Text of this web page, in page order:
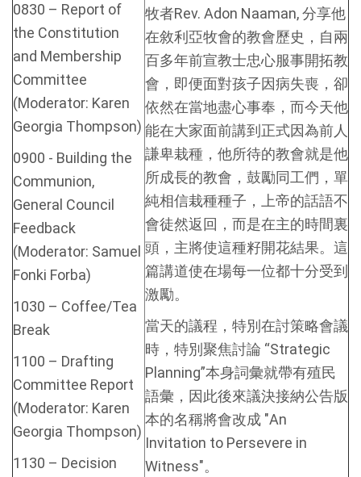
0830 – Report of
the Constitution
and Membership
Committee
(Moderator: Karen
Georgia Thompson)
0900 - Building the
Communion,
General Council
Feedback
(Moderator: Samuel
Fonki Forba)
1030 – Coffee/Tea
Break
1100 – Drafting
Committee Report
(Moderator: Karen
Georgia Thompson)
1130 – Decision
牧者Rev. Adon Naaman, 分享他
在敘利亞牧會的教會歷史，自兩
百多年前宣教士忠心服事開拓教
會，即便面對孩子因病失喪，卻
依然在當地盡心事奉，而今天他
能在大家面前講到正式因為前人
謙卑栽種，他所待的教會就是他
所成長的教會，鼓勵同工們，單
純相信栽種種子，上帝的話語不
會徒然返回，而是在主的時間裏
頭，主將使這種籽開花結果。這
篇講道使在場每一位都十分受到
激勵。
當天的議程，特別在討策略會議
時，特別聚焦討論 “Strategic
Planning”本身詞彙就帶有殖民
語彙，因此後來議決接納公告版
本的名稱將會改成 "An
Invitation to Persevere in
Witness"。